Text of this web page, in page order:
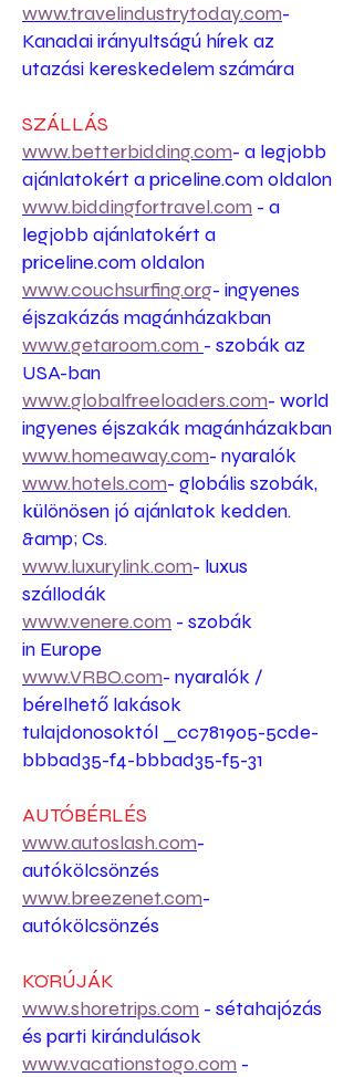
www.travelindustrytoday.com-
Kanadai irányultságú hírek az
utazási kereskedelem számára
SZÁLLÁS
www.betterbidding.com- a legjobb
ajánlatokért a priceline.com oldalon
www.biddingfortravel.com - a
legjobb ajánlatokért a
priceline.com oldalon
www.couchsurfing.org- ingyenes
éjszakázás magánházakban
www.getaroom.com - szobák az
USA-ban
www.globalfreeloaders.com- world
ingyenes éjszakák magánházakban
www.homeaway.com- nyaralók
www.hotels.com- globális szobák,
különösen jó ajánlatok kedden.
&amp; Cs.
www.luxurylink.com- luxus
szállodák
www.venere.com - szobák
in Europe
www.VRBO.com- nyaralók /
bérelhető lakások
tulajdonosoktól _cc781905-5cde-
bbbad35-f4-bbbad35-f5-31
AUTÓBÉRLÉS
www.autoslash.com-
autókölcsönzés
www.breezenet.com-
autókölcsönzés
KÖRÚJÁK
www.shoretrips.com - sétahajózás
és parti kirándulások
www.vacationstogo.com -